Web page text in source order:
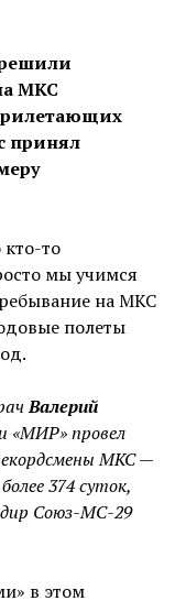
МКС
принял
то
мы учимся
на МКС
полеты
Валерий
«МИР» провел
МКС —
374 суток,
Союз-МС-29
в этом